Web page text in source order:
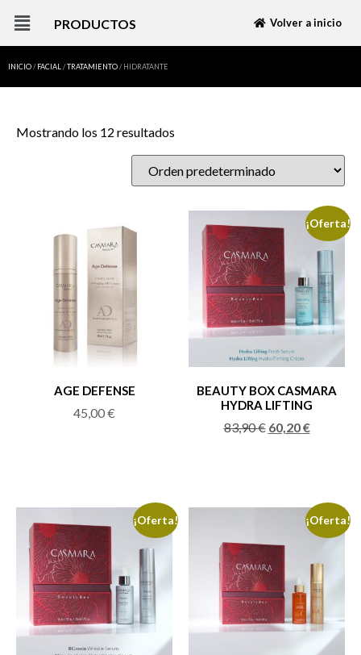
PRODUCTOS Volver a inicio
INICIO/ FACIAL/TRATAMIENTO/ HIDRATANTE
Mostrando los 12 resultados
AGE DEFENSE
45,00€
¡Oferta!
BEAUTY BOX CASMARA
HYDRA LIFTING
83,90€ 60,20€
¡Oferta! ¡Oferta!